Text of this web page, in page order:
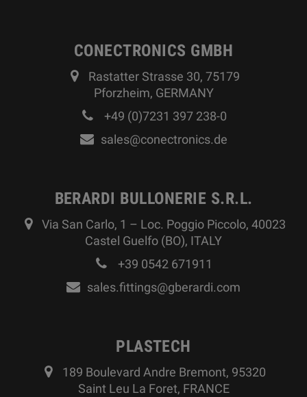
CONECTRONICS GMBH
Rastatter Strasse 30, 75179
Pforzheim, GERMANY
+49 (0)7231 397 238-0
sales@conectronics.de
BERARDI BULLONERIE S.R.L.
Via San Carlo, 1 – Loc. Poggio Piccolo, 40023
Castel Guelfo (BO), ITALY
+39 0542 671911
sales.fittings@gberardi.com
PLASTECH
189 Boulevard Andre Bremont, 95320
Saint Leu La Foret, FRANCE